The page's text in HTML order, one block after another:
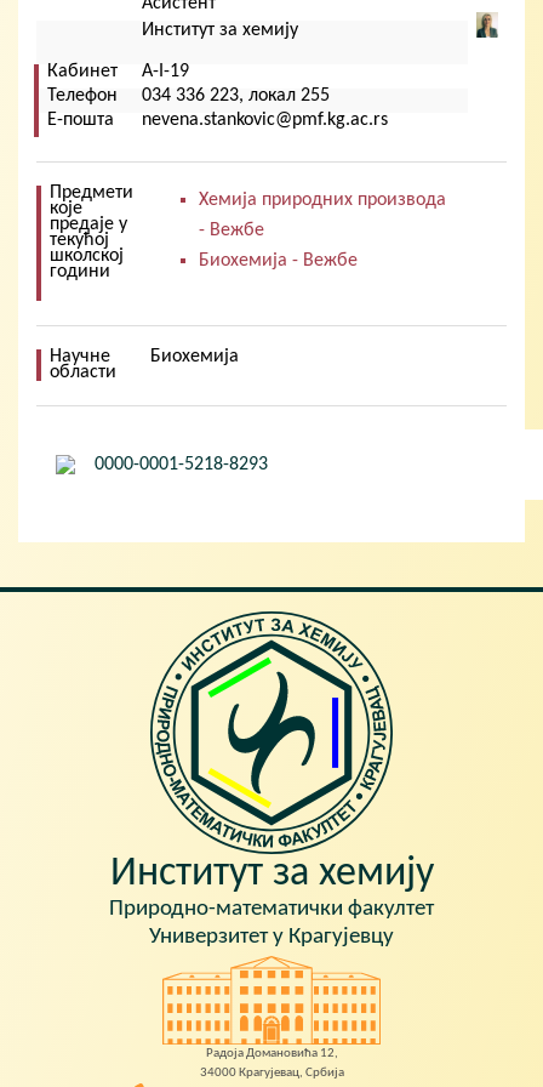
Кориснички мени
Институт за хемију
Кабинет
А-I-19
Телефон
034 336 223, локал 255
Е-пошта
nevena.stankovic@pmf.kg.ac.rs
Предмети
које
предаје у
текућој
школској
години
Хемија природних производа
- Вежбе
Биохемијa - Вежбе
Научне
области
Биохемија
0000-0001-5218-8293
Институт за хемију
Природно-математички факултет
Универзитет у Крагујевцу
Радоја Домановића 12,
34000 Крагујевац, Србија